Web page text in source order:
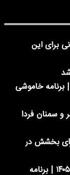
و ۹۸۵ هزار تومانی برای این
جدول قطعی برق مشهد روز شنبه ۱۷ مرداد ۱۴۰۵ | برنامه خاموشی
و سمنان فردا
بخشش در
جدول قطعی برق البرز و کرج روز شنبه ۱۷ مرداد ۱۴۰۵ | برنامه